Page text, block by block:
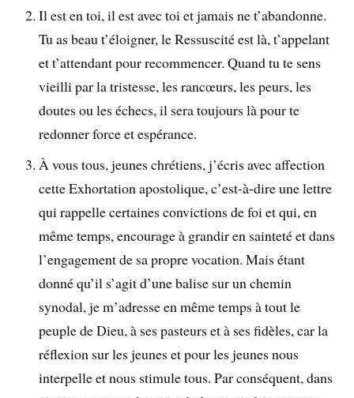
Il est en toi, il est avec toi et jamais ne t’abandonne.
Tu as beau t’éloigner, le Ressuscité est là, t’appelant
et t’attendant pour recommencer. Quand tu te sens
vieilli par la tristesse, les rancœurs, les peurs, les
doutes ou les échecs, il sera toujours là pour te
redonner force et espérance.
À vous tous, jeunes chrétiens, j’écris avec affection
cette Exhortation apostolique, c’est-à-dire une lettre
qui rappelle certaines convictions de foi et qui, en
même temps, encourage à grandir en sainteté et dans
l’engagement de sa propre vocation. Mais étant
donné qu’il s’agit d’une balise sur un chemin
synodal, je m’adresse en même temps à tout le
peuple de Dieu, à ses pasteurs et à ses fidèles, car la
réflexion sur les jeunes et pour les jeunes nous
interpelle et nous stimule tous. Par conséquent, dans